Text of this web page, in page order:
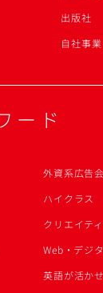
出版社
自社事
ード
外資系広告
ハイクラス
クリエイテ
Web・デジ
英語が活か